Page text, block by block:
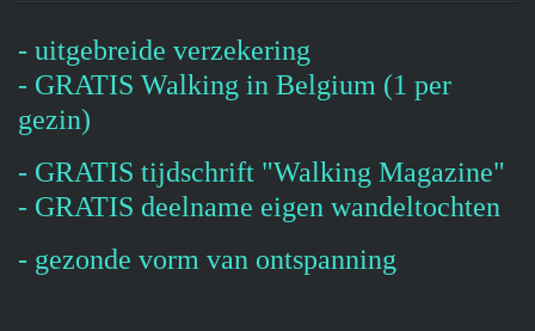
- uitgebreide verzekering
- GRATIS Walking in Belgium (1 per
gezin)
- GRATIS tijdschrift "Walking Magazine"
- GRATIS deelname eigen wandeltochten
- gezonde vorm van ontspanning